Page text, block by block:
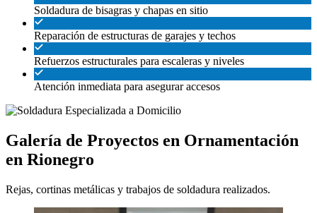
Soldadura de bisagras y chapas en sitio
Reparación de estructuras de garajes y techos
Refuerzos estructurales para escaleras y niveles
Atención inmediata para asegurar accesos
Galería de Proyectos en Ornamentación
en Rionegro
Rejas, cortinas metálicas y trabajos de soldadura realizados.